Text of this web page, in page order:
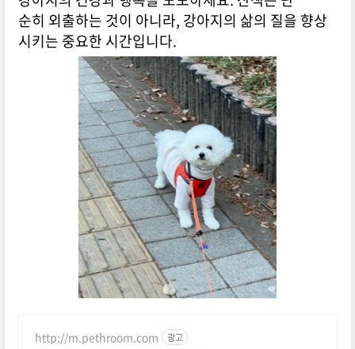
순히 외출하는 것이 아니라, 강아지의 삶의 질을 향상
시키는 중요한 시간입니다.
http://m.pethroom.com 광고